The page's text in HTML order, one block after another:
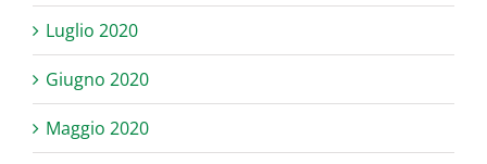
Luglio 2020
Giugno 2020
Maggio 2020